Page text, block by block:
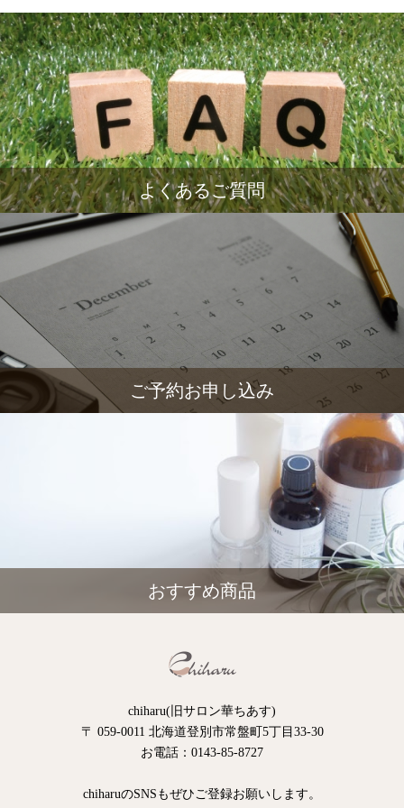
よくあるご質問
ご予約お申し込み
おすすめ商品
chiharu(旧サロン華ちあす)
〒 059-0011 北海道登別市常盤町5丁目33-30
お電話：0143-85-8727
chiharuのSNSもぜひご登録お願いします。